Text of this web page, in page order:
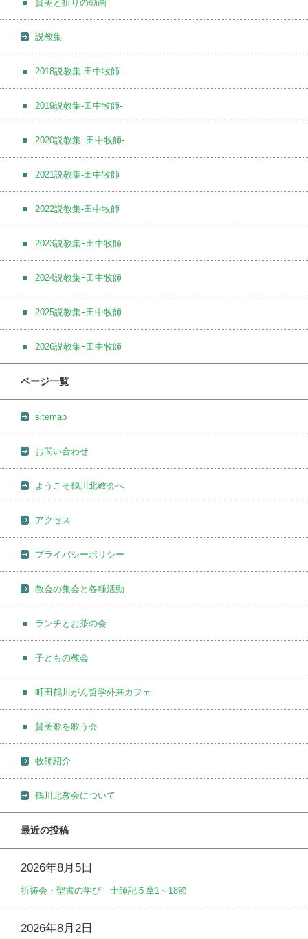
賛美と祈りの動画
説教集
2018説教集-田中牧師-
2019説教集-田中牧師-
2020説教集ｰ田中牧師-
2021説教集-田中牧師
2022説教集-田中牧師
2023説教集ｰ田中牧師
2024説教集ｰ田中牧師
2025説教集ｰ田中牧師
2026説教集ｰ田中牧師
ページ一覧
sitemap
お問い合わせ
ようこそ鶴川北教会へ
アクセス
プライバシーポリシー
教会の集会と各種活動
ランチとお茶の会
子どもの教会
町田鶴川がん哲学外来カフェ
賛美歌を歌う会
牧師紹介
鶴川北教会について
最近の投稿
2026年8月5日
祈祷会・聖書の学び 士師記５章1～18節
2026年8月2日